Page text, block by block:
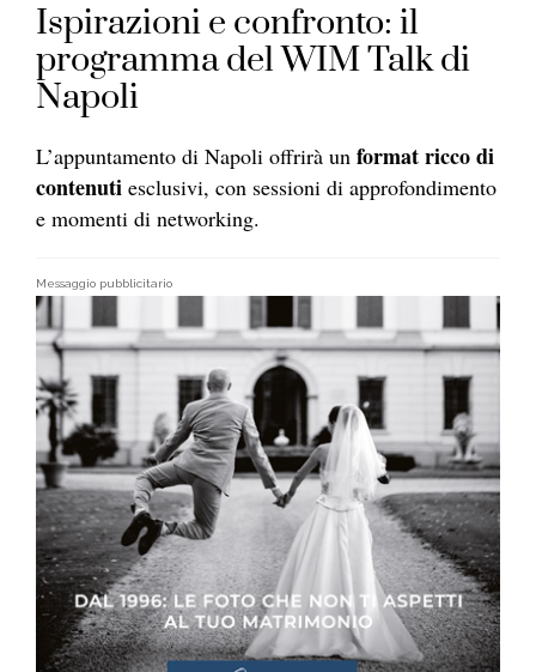
Ispirazioni e confronto: il
programma del WIM Talk di
Napoli
L’appuntamento di Napoli offrirà un format ricco di
contenuti esclusivi, con sessioni di approfondimento
e momenti di networking.
Messaggio pubblicitario